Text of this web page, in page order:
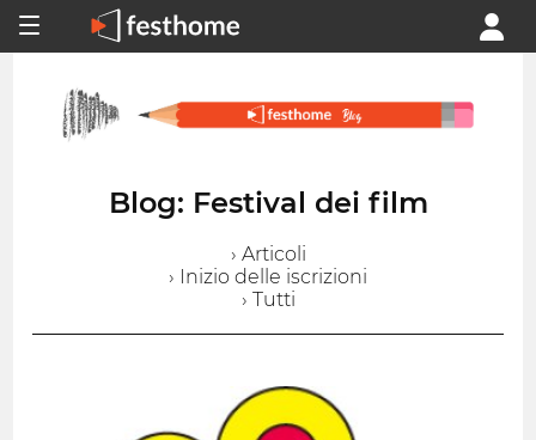
Blog: Festival dei film
› Articoli
› Inizio delle iscrizioni
› Tutti